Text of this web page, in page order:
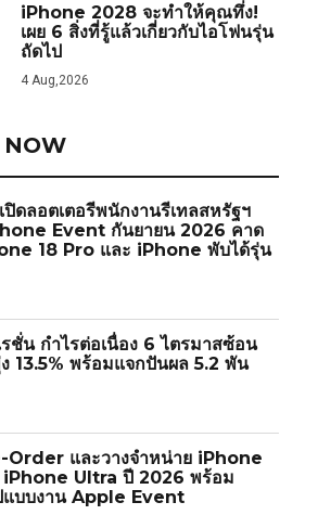
iPhone 2028 จะทำให้คุณทึ่ง!
เผย 6 สิ่งที่รู้แล้วเกี่ยวกับไอโฟนรุ่น
ถัดไป
4 Aug,2026
NOW
ปิดลอตเตอรีพนักงานรีเทลสหรัฐฯ
Event กันยายน 2026 คาด
18 Pro และ iPhone พับได้รุ่น
ชั่น กำไรต่อเนื่อง 6 ไตรมาสซ้อน
13.5% พร้อมแจกปันผล 5.2 พัน
Order และวางจำหน่าย iPhone
iPhone Ultra ปี 2026 พร้อม
แบบงาน Apple Event